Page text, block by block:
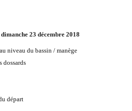
23 décembre 2018
niveau du bassin / manège
dossards
départ